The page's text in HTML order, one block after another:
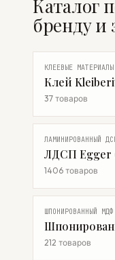
Каталог
бренду и
КЛЕЕВЫЕ МАТЕРИАЛЫ
Клей
37 товаров
ЛАМИНИРОВАННЫЙ
ЛДСП Egger
1406 товаров
ШПОНИРОВАННЫЙ МДФ
212 товаров